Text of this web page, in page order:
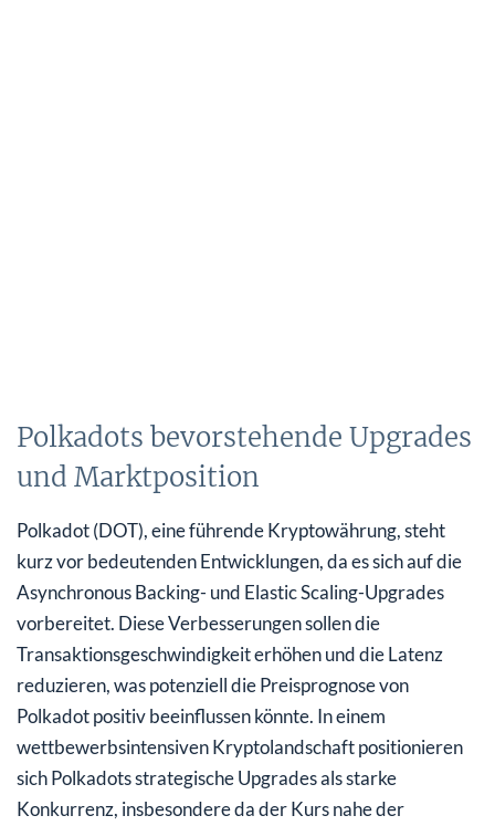
Polkadots bevorstehende Upgrades
und Marktposition
Polkadot (DOT), eine führende Kryptowährung, steht
kurz vor bedeutenden Entwicklungen, da es sich auf die
Asynchronous Backing- und Elastic Scaling-Upgrades
vorbereitet. Diese Verbesserungen sollen die
Transaktionsgeschwindigkeit erhöhen und die Latenz
reduzieren, was potenziell die Preisprognose von
Polkadot positiv beeinflussen könnte. In einem
wettbewerbsintensiven Kryptolandschaft positionieren
sich Polkadots strategische Upgrades als starke
Konkurrenz, insbesondere da der Kurs nahe der